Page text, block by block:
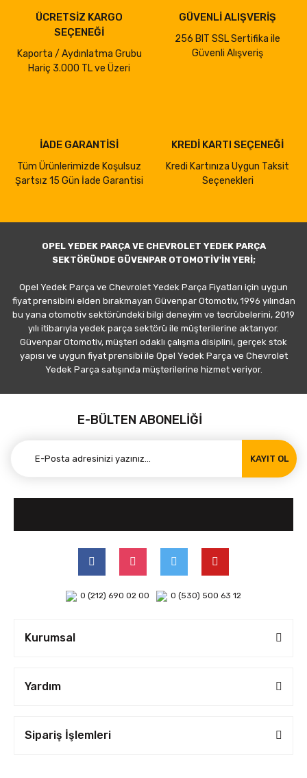
ÜCRETSİZ KARGO
SEÇENEĞİ
Kaporta / Aydınlatma Grubu
Hariç 3.000 TL ve Üzeri
GÜVENLİ ALIŞVERİŞ
256 BIT SSL Sertifika ile
Güvenli Alışveriş
İADE GARANTİSİ
Tüm Ürünlerimizde Koşulsuz
Şartsız 15 Gün İade Garantisi
KREDİ KARTI SEÇENEĞİ
Kredi Kartınıza Uygun Taksit
Seçenekleri
OPEL YEDEK PARÇA VE CHEVROLET YEDEK PARÇA
SEKTÖRÜNDE GÜVENPAR OTOMOTİV'İN YERİ;
Opel Yedek Parça ve Chevrolet Yedek Parça Fiyatları için uygun
fiyat prensibini elden bırakmayan Güvenpar Otomotiv, 1996 yılından
bu yana otomotiv sektöründeki bilgi deneyim ve tecrübelerini, 2019
yılı itibarıyla yedek parça sektörü ile müşterilerine aktarıyor.
Güvenpar Otomotiv, müşteri odaklı çalışma disiplini, gerçek stok
yapısı ve uygun fiyat prensibi ile Opel Yedek Parça ve Chevrolet
Yedek Parça satışında müşterilerine hizmet veriyor.
E-BÜLTEN ABONELİĞİ
KAYIT OL
0 (212) 690 02 00 0 (530) 500 63 12
Kurumsal
Yardım
Sipariş İşlemleri